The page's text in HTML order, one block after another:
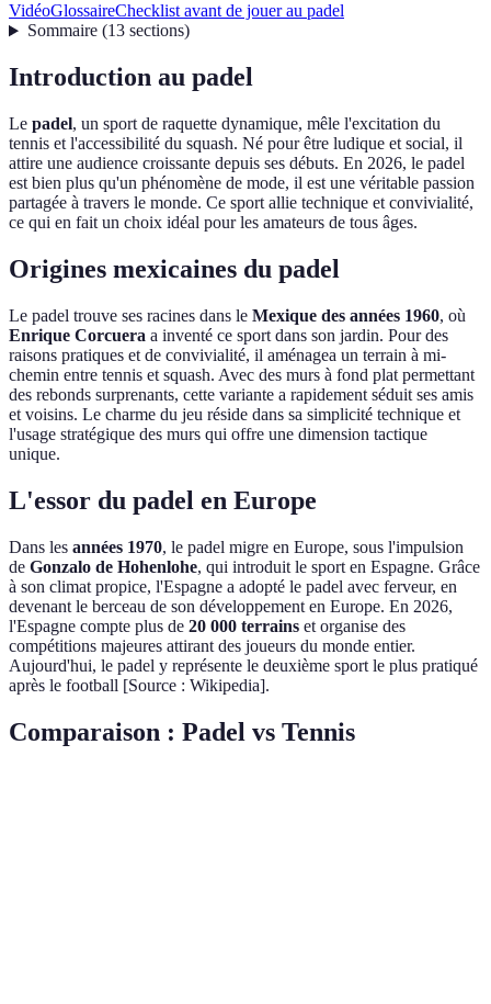
VidéoGlossaireChecklist avant de jouer au padel
Sommaire(13 sections)
Introduction au padel
Le padel, un sport de raquette dynamique, mêle l'excitation du
tennis et l'accessibilité du squash. Né pour être ludique et social, il
attire une audience croissante depuis ses débuts. En 2026, le padel
est bien plus qu'un phénomène de mode, il est une véritable passion
partagée à travers le monde. Ce sport allie technique et convivialité,
ce qui en fait un choix idéal pour les amateurs de tous âges.
Origines mexicaines du padel
Le padel trouve ses racines dans le Mexique des années 1960, où
Enrique Corcuera a inventé ce sport dans son jardin. Pour des
raisons pratiques et de convivialité, il aménagea un terrain à mi-
chemin entre tennis et squash. Avec des murs à fond plat permettant
des rebonds surprenants, cette variante a rapidement séduit ses amis
et voisins. Le charme du jeu réside dans sa simplicité technique et
l'usage stratégique des murs qui offre une dimension tactique
unique.
L'essor du padel en Europe
Dans les années 1970, le padel migre en Europe, sous l'impulsion
de Gonzalo de Hohenlohe, qui introduit le sport en Espagne. Grâce
à son climat propice, l'Espagne a adopté le padel avec ferveur, en
devenant le berceau de son développement en Europe. En 2026,
l'Espagne compte plus de 20 000 terrains et organise des
compétitions majeures attirant des joueurs du monde entier.
Aujourd'hui, le padel y représente le deuxième sport le plus pratiqué
après le football [Source : Wikipedia].
Comparaison : Padel vs Tennis